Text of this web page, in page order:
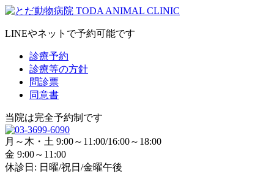
LINEやネットで予約可能です
診療予約
診療等の方針
問診票
同意書
当院は完全予約制です
月～木・土 9:00～11:00/16:00～18:00
金 9:00～11:00
休診日: 日曜/祝日/金曜午後